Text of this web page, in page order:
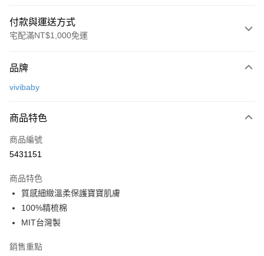
付款與運送方式
宅配滿NT$1,000免運
信用卡一次付款
街口支付
悠遊付
運送方式
基本宅配
每筆NT$150，滿NT$1,000(含以上)免運費
品牌
vivibaby
商品特色
商品編號
5431151
商品特色
質感細緻溫柔保護寶寶肌膚
100%精梳棉
MIT台灣製
銷售重點